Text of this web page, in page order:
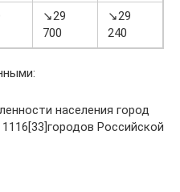
↘29
700
↘29
240
населения город
Российской